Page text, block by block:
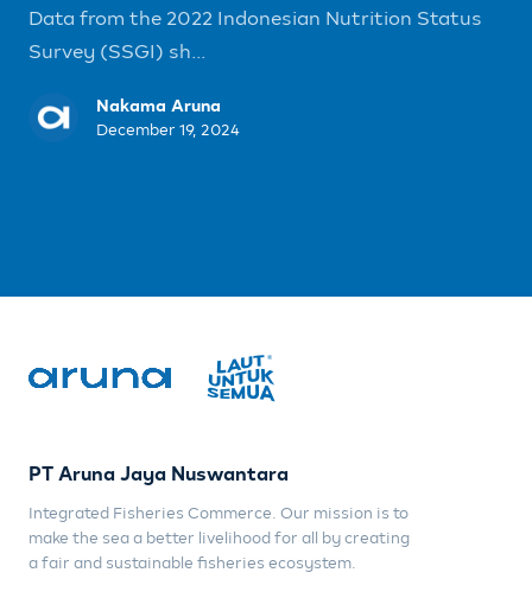
Data from the 2022 Indonesian Nutrition Status
Survey (SSGI) sh...
Nakama Aruna
December 19, 2024
PT Aruna Jaya Nuswantara
Integrated Fisheries Commerce. Our mission is to
make the sea a better livelihood for all by creating
a fair and sustainable fisheries ecosystem.